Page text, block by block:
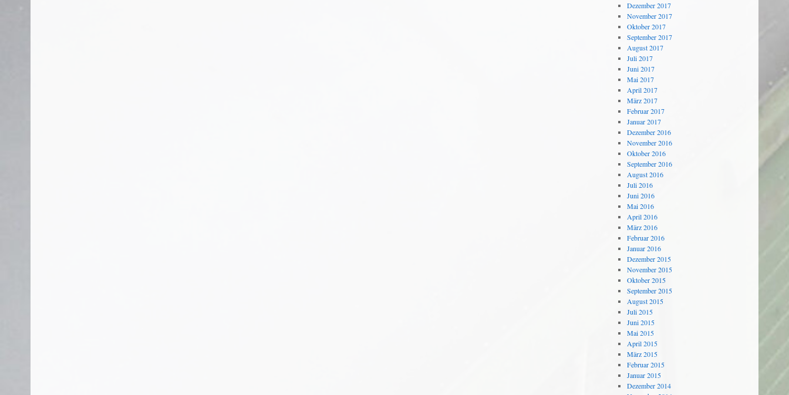
Dezember 2017
November 2017
Oktober 2017
September 2017
August 2017
Juli 2017
Juni 2017
Mai 2017
April 2017
März 2017
Februar 2017
Januar 2017
Dezember 2016
November 2016
Oktober 2016
September 2016
August 2016
Juli 2016
Juni 2016
Mai 2016
April 2016
März 2016
Februar 2016
Januar 2016
Dezember 2015
November 2015
Oktober 2015
September 2015
August 2015
Juli 2015
Juni 2015
Mai 2015
April 2015
März 2015
Februar 2015
Januar 2015
Dezember 2014